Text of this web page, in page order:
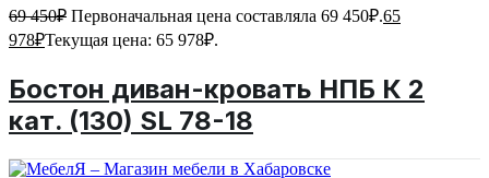
69 450₽ Первоначальная цена составляла 69 450₽.65
978₽Текущая цена: 65 978₽.
Бостон диван-кровать НПБ К 2
кат. (130) SL 78-18